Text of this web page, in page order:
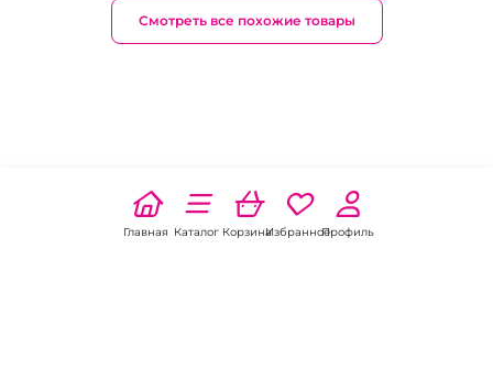
Смотреть все похожие товары
Главная Каталог КорзинаИзбранноеПрофиль